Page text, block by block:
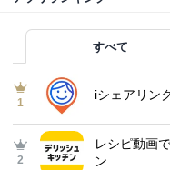
すべて
1
iシェアリン
2
レシピ動画
ン